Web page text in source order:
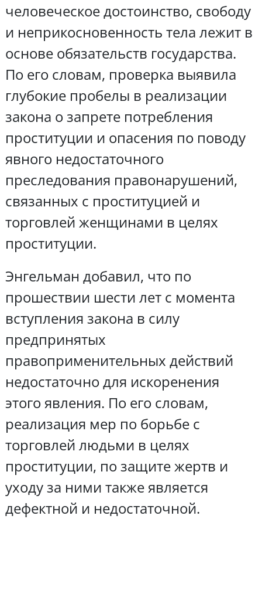
человеческое достоинство, свободу
и неприкосновенность тела лежит в
основе обязательств государства.
По его словам, проверка выявила
глубокие пробелы в реализации
закона о запрете потребления
проституции и опасения по поводу
явного недостаточного
преследования правонарушений,
связанных с проституцией и
торговлей женщинами в целях
проституции.
Энгельман добавил, что по
прошествии шести лет с момента
вступления закона в силу
предпринятых
правоприменительных действий
недостаточно для искоренения
этого явления. По его словам,
реализация мер по борьбе с
торговлей людьми в целях
проституции, по защите жертв и
уходу за ними также является
дефектной и недостаточной.